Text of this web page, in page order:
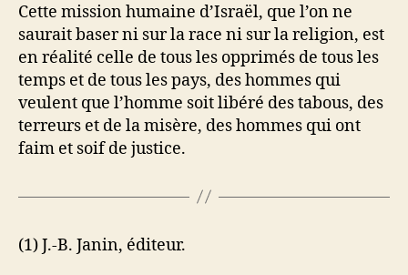
Cette mission humaine d’Israël, que l’on ne
saurait baser ni sur la race ni sur la religion, est
en réalité celle de tous les opprimés de tous les
temps et de tous les pays, des hommes qui
veulent que l’homme soit libéré des tabous, des
terreurs et de la misère, des hommes qui ont
faim et soif de justice.
(1) J.-B. Janin, éditeur.